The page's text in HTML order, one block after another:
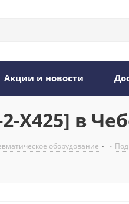
Акции и новости
X425] в
оборудование -